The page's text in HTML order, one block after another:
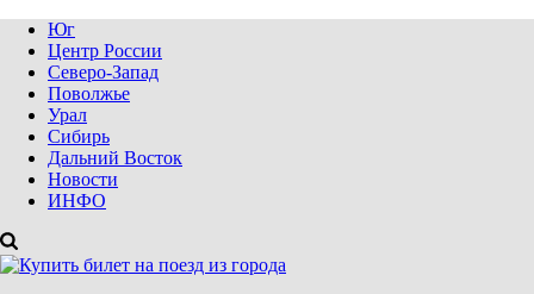
Юг
Центр России
Северо-Запад
Поволжье
Урал
Сибирь
Дальний Восток
Новости
ИНФО